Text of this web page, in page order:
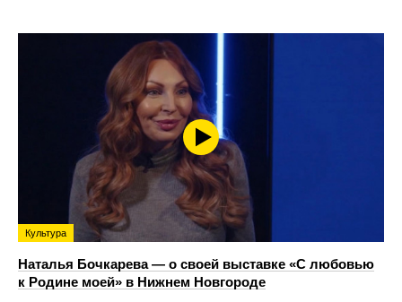
Культура
Наталья Бочкарева — о своей выставке «С любовью
к Родине моей» в Нижнем Новгороде